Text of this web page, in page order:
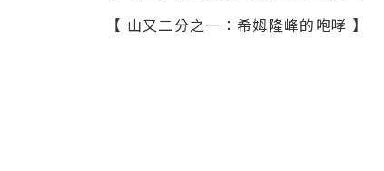
【 山又二分之一：希姆隆峰的咆哮 】